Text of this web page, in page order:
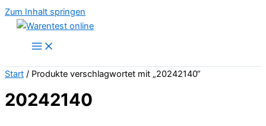
Zum Inhalt springen
Start / Produkte verschlagwortet mit „20242140“
20242140